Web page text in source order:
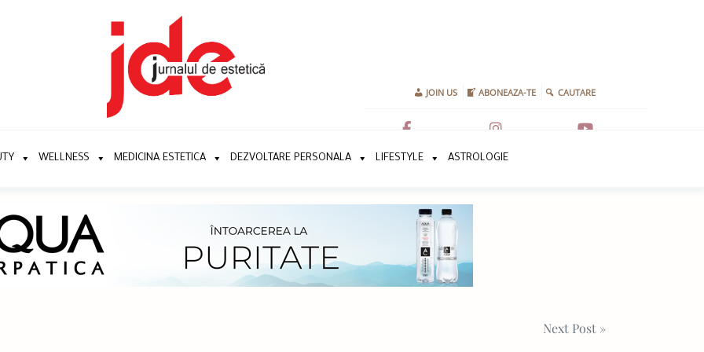
JOIN US ABONEAZA-TE CAUTARE
WELLNESS MEDICINA ESTETICA DEZVOLTARE PERSONALA LIFESTYLE ASTROLOGIE
Next Post »